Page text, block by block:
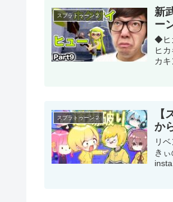
スプラトゥーン２
新
ー
◆ヒ
ヒ
カ
スプラトゥーン２
か
リ
き